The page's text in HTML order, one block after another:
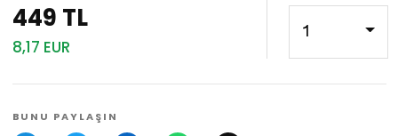
449 TL
8,17 EUR
1
BUNU PAYLAŞIN